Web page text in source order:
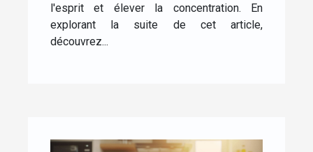
l'esprit et élever la concentration. En
explorant la suite de cet article,
découvrez...